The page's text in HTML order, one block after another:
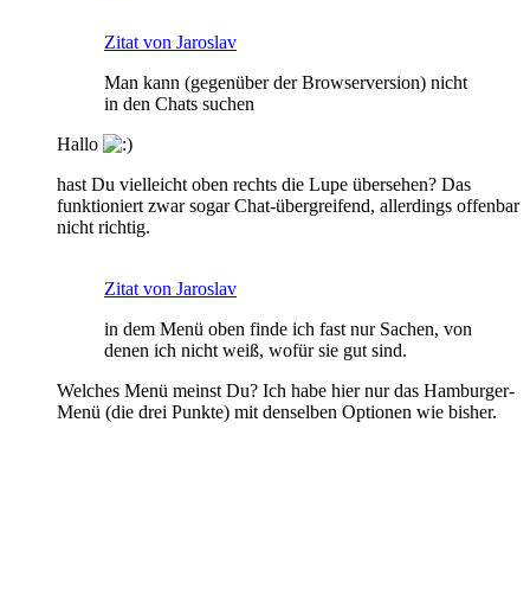
Zitat von Jaroslav
Man kann (gegenüber der Browserversion) nicht
in den Chats suchen
Hallo
hast Du vielleicht oben rechts die Lupe übersehen? Das
funktioniert zwar sogar Chat-übergreifend, allerdings offenbar
nicht richtig.
Zitat von Jaroslav
in dem Menü oben finde ich fast nur Sachen, von
denen ich nicht weiß, wofür sie gut sind.
Welches Menü meinst Du? Ich habe hier nur das Hamburger-
Menü (die drei Punkte) mit denselben Optionen wie bisher.